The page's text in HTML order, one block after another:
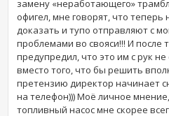
замену «неработающего»
офигел, мне говорят, что теперь
доказать и тупо отправляют с
проблемами во свояси!!! И после
предупредил, что это им с рук не
вместо того, что бы решить
претензию директор начинает
на телефон))) Моё личное
топливный насос мне скорее